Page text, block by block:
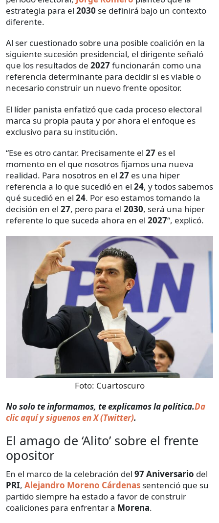
estrategia para el 2030 se definirá bajo un contexto
diferente.
Al ser cuestionado sobre una posible coalición en la
siguiente sucesión presidencial, el dirigente señaló
que los resultados de 2027funcionarán como una
referencia determinante para decidir si es viable o
necesario construir un nuevo frente opositor.
El líder panista enfatizó que cada proceso electoral
marca su propia pauta y por ahora el enfoque es
exclusivo para su institución.
“Ese es otro cantar. Precisamente el 27 es el
momento en el que nosotros fijamos una nueva
realidad. Para nosotros en el 27 es una hiper
referencia a lo que sucedió en el 24, y todos sabemos
qué sucedió en el 24. Por eso estamos tomando la
decisión en el 27, pero para el 2030, será una hiper
referente lo que suceda ahora en el 2027“, explicó.
Foto: Cuartoscuro
​​No solo te informamos, te explicamos la política.Da
clic aquí y siguenos en X (Twitter).
El amago de ‘Alito’ sobre el frente
opositor
En el marco de la celebración del 97 Aniversario del
PRI, Alejandro Moreno Cárdenas sentenció que su
partido siempre ha estado a favor de construir
coaliciones para enfrentar a Morena.